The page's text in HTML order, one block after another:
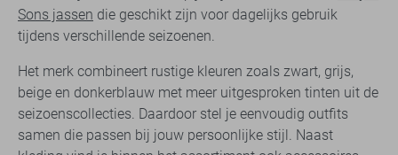
Sons jassen die geschikt zijn voor dagelijks gebruik
tijdens verschillende seizoenen.
Het merk combineert rustige kleuren zoals zwart, grijs,
beige en donkerblauw met meer uitgesproken tinten uit de
seizoenscollecties. Daardoor stel je eenvoudig outfits
samen die passen bij jouw persoonlijke stijl. Naast